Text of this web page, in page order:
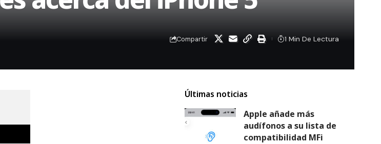
Compartir 1 Min De Lectura
Últimas noticias
Apple añade más
audífonos a su lista de
compatibilidad MFi